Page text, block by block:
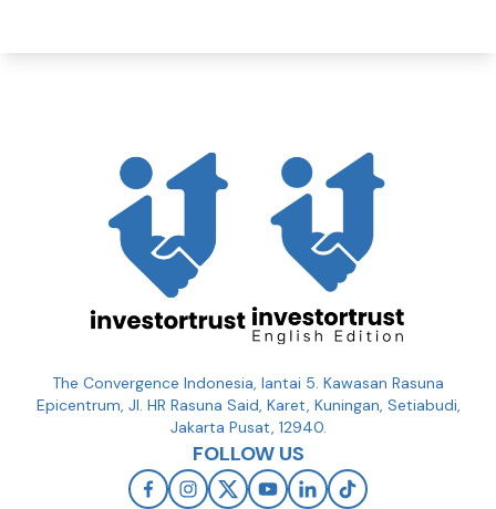
The Convergence Indonesia, lantai 5. Kawasan Rasuna
Epicentrum, Jl. HR Rasuna Said, Karet, Kuningan, Setiabudi,
Jakarta Pusat, 12940.
FOLLOW US